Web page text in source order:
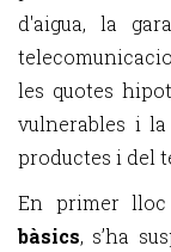
d'aigua, la
les quotes
vulnerables i
productes i del
En primer
bàsics, s’ha